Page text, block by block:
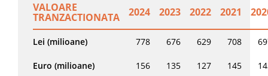
VALOARE
TRANZACTIONATA 2024 2023 2022 2021
Lei (milioane) 778 676 629 708
Euro (milioane) 156 135 127 145